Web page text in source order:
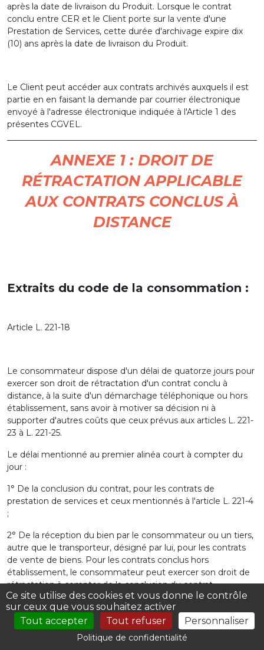
Ce site utilise des cookies et vous donne le contrôle
sur ceux que vous souhaitez activer
Tout accepter
Tout refuser Personnaliser
Politique de confidentialité
après la date de livraison du Produit. Lorsque le contrat
conclu entre CER et le Client porte sur la vente d'une
Prestation de Services, cette durée d'archivage expire dix
(10) ans après la date de livraison du Produit.
Le Client peut accéder aux contrats archivés auxquels il est
partie en en faisant la demande par courrier électronique
envoyé à l'adresse électronique indiquée à l'Article 1 des
présentes CGVEL.
ANNEXE 1 : DROIT DE
RÉTRACTATION APPLICABLE
AUX CONTRATS CONCLUS À
DISTANCE
Extraits du code de la consommation :
Article L. 221-18
Le consommateur dispose d'un délai de quatorze jours pour
exercer son droit de rétractation d'un contrat conclu à
distance, à la suite d'un démarchage téléphonique ou hors
établissement, sans avoir à motiver sa décision ni à
supporter d'autres coûts que ceux prévus aux articles L. 221-
23 à L. 221-25.
Le délai mentionné au premier alinéa court à compter du
jour :
1° De la conclusion du contrat, pour les contrats de
prestation de services et ceux mentionnés à l'article L. 221-4
;
2° De la réception du bien par le consommateur ou un tiers,
autre que le transporteur, désigné par lui, pour les contrats
de vente de biens. Pour les contrats conclus hors
établissement, le consommateur peut exercer son droit de
rétractation à compter de la conclusion du contrat.
Dans le cas d'une commande portant sur plusieurs biens
livrés séparément ou dans le cas d'une commande d'un bien
composé de lots ou de pièces multiples dont la livraison est
échelonnée sur une période définie, le délai court à compter